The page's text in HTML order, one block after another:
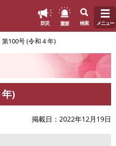
防災 重要 検索 メニュー
第100号 (令和４年)
)
掲載日 2022年12月19日